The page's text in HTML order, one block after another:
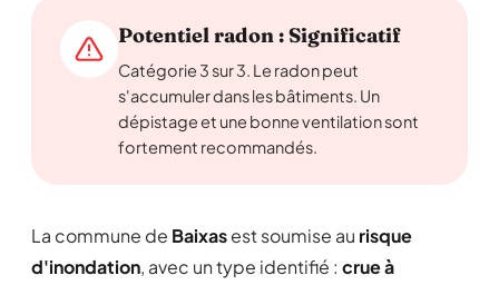
Potentiel radon : Significatif
Catégorie 3 sur 3. Le radon peut
s'accumuler dans les bâtiments. Un
dépistage et une bonne ventilation sont
fortement recommandés.
La commune de Baixasest soumise au risque
d'inondation, avec un type identifié : crue à